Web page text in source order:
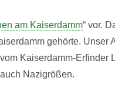
am Kaiserdamm“ vor.
gehörte. Unser
Kaiserdamm-
Nazigrößen.